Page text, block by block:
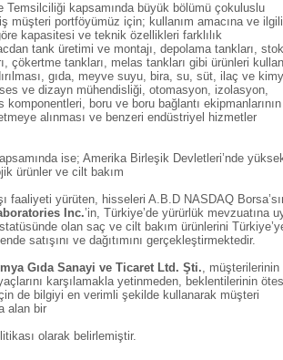
Temsilciliği kapsamında büyük bölümü çokuluslu
müşteri portföyümüz için; kullanım amacına ve ilgili
kapasitesi ve teknik özellikleri farklılık
tank üretimi ve montajı, depolama tankları, stok
çökertme tankları, melas tankları gibi ürünleri
gıda, meyve suyu, bira, su, süt, ilaç ve
ve dizayn mühendisliği, otomasyon, izolasyon,
komponentleri, boru ve boru bağlantı ekipmanlarının
alınması ve benzeri endüstriyel hizmetler
ise; Amerika Birleşik Devletleri’nde
ürünler ve cilt bakım
faaliyeti yürüten, hisseleri A.B.D NASDAQ
Inc.’in, Türkiye’de yürürlük mevzuatına
olan saç ve cilt bakım ürünlerini
satışını ve dağıtımını gerçekleştirmektedir.
Gıda Sanayi ve Ticaret Ltd. Şti., müşterilerinin
karşılamakla yetinmeden, beklentilerinin
de bilgiyi en verimli şekilde kullanarak müşteri
alan bir
olarak belirlemiştir.